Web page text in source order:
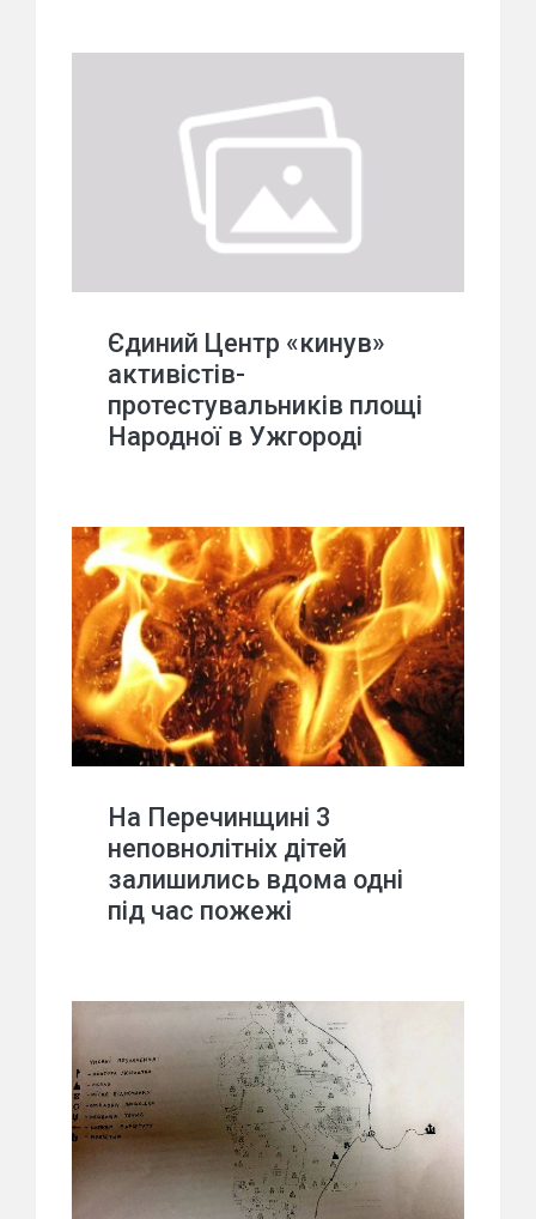
Єдиний Центр «кинув»
активістів-
протестувальників площі
Народної в Ужгороді
На Перечинщині 3
неповнолітніх дітей
залишились вдома одні
під час пожежі